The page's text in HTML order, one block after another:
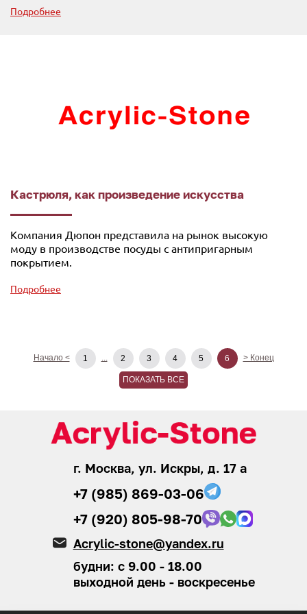
Подробнее
Кастрюля, как произведение искусства
Компания Дюпон представила на рынок высокую
моду в производстве посуды с антипригарным
покрытием.
Подробнее
Начало < 1 ... 2 3 4 5 6 > Конец
ПОКАЗАТЬ ВСЕ
г. Москва, ул. Искры, д. 17 а
+7 (985) 869-03-06
+7 (920) 805-98-70
Acrylic-stone@yandex.ru
будни: с 9.00 - 18.00
выходной день - воскресенье